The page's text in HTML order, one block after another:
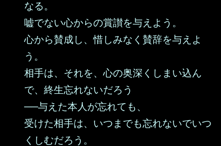
なる。
嘘でない心からの賞讃を与えよう。
心から賛成し、惜しみなく賛辞を与えよ
う。
相手は、それを、心の奥深くしまい込ん
で、終生忘れないだろう
──与えた本人が忘れても、
受けた相手は、いつまでも忘れないでいつ
くしむだろう。